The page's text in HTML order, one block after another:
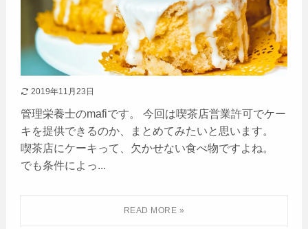
2019年11月23日
管理栄養士のmafiです。 今回は喫茶店営業許可でケー
キを提供できるのか、まとめてみたいと思います。
喫茶店にケーキって、欠かせない食べ物ですよね。
でも条件によっ...